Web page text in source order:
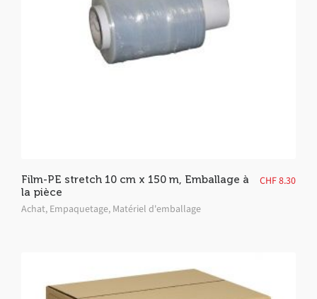
Film-PE stretch 10 cm x 150 m, Emballage à
la pièce
Achat, Empaquetage, Matériel d'emballage
CHF8.30